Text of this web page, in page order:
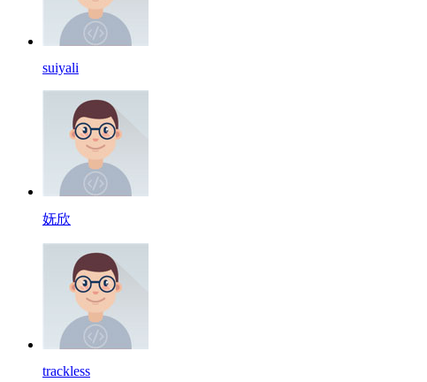
suiyаli
妩欣
trackless